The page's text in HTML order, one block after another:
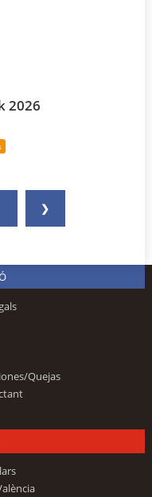
2026
❯
Quejas